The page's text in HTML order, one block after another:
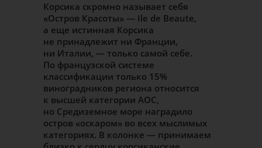
Корсика скромно называет себя
«Остров Красоты» — Ile de Beaute,
а еще истинная Корсика
не принадлежит ни Франции,
ни Италии, — только самой себе.
По французской системе
классификации только 15%
виноградников региона относится
к высшей категории AOC,
но Средиземное море наградило
остров «оскаром» во всех мыслимых
категориях. В колонке — принимаем